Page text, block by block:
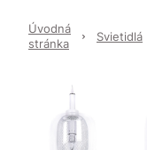
Úvodná
stránka
Svietidlá